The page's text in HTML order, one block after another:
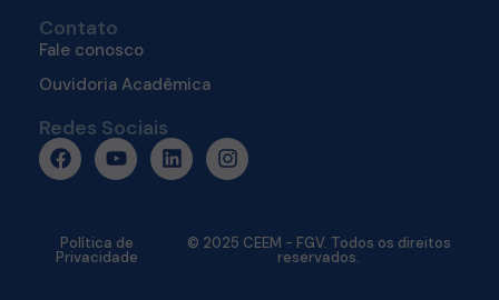
Contato
Fale conosco
Ouvidoria Acadêmica
Redes Sociais
© 2025 CEEM - FGV. Todos os direitos
reservados.
Política de
Privacidade